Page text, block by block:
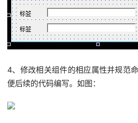
4、修改相关组件的相应属性并规范
便后续的代码编写。如图：